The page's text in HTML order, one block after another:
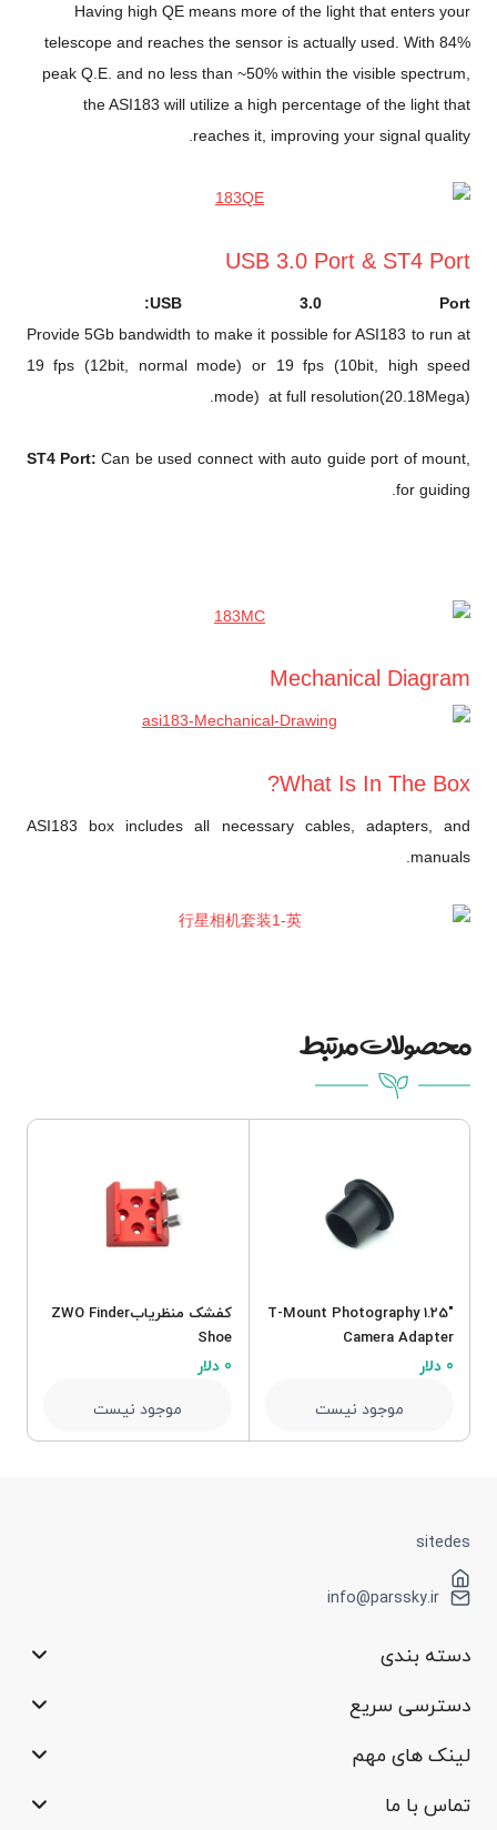
Having high QE means more of the light that enters your
telescope and reaches the sensor is actually used. With 84%
peak Q.E. and no less than ~50% within the visible spectrum,
the ASI183 will utilize a high percentage of the light that
reaches it, improving your signal quality.
USB 3.0 Port & ST4 Port
USB 3.0 Port:
Provide 5Gb bandwidth to make it possible for ASI183 to run at
19 fps (12bit, normal mode) or 19 fps (10bit, high speed
mode) at full resolution(20.18Mega).
ST4 Port: Can be used connect with auto guide port of mount,
for guiding.
Mechanical Diagram
What Is In The Box?
ASI183 box includes all necessary cables, adapters, and
manuals.
محصولات مرتبط
کفشک منظریابZWO Finder
Shoe
0 دلار
موجود نیست
1.25″ T-Mount Photography
Camera Adapter
0 دلار
موجود نیست
sitedes
info@parssky.ir
دسته بندی
دسترسی سریع
لینک های مهم
تماس با ما